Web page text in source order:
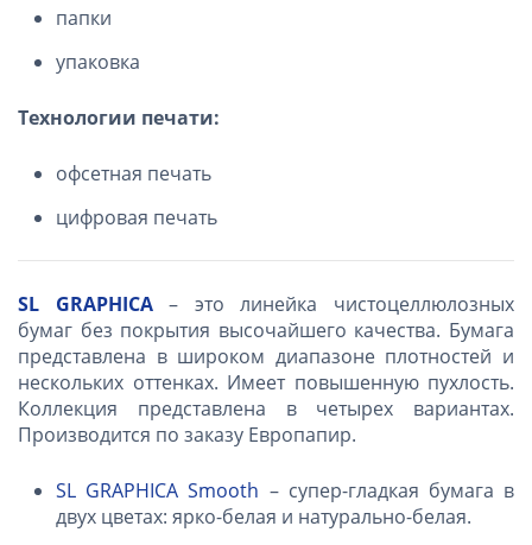
папки
упаковка
Технологии печати:
офсетная печать
цифровая печать
SL GRAPHICA
– это линейка чистоцеллюлозных
бумаг без покрытия высочайшего качества. Бумага
представлена в широком диапазоне плотностей и
нескольких оттенках. Имеет повышенную пухлость.
Коллекция представлена в четырех вариантах.
Производится по заказу Европапир.
SL GRAPHICA Smooth – супер-гладкая бумага в
двух цветах: ярко-белая и натурально-белая.